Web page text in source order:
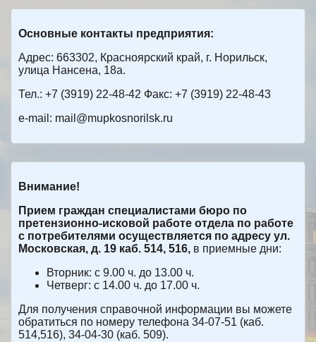
Основные контакты предприятия:
Адрес: 663302, Красноярский край, г. Норильск,
улица Нансена, 18а.
Тел.: +7 (3919) 22-48-42 Факс: +7 (3919) 22-48-43
e-mail: mail@mupkosnorilsk.ru
Внимание!
Прием граждан специалистами бюро по
претензионно-исковой работе отдела по работе
с потребителями осуществляется по адресу ул.
Московская, д. 19 каб. 514, 516, в приемные дни:
Вторник: с 9.00 ч. до 13.00 ч.
Четверг: с 14.00 ч. до 17.00 ч.
Для получения справочной информации вы можете
обратиться по номеру телефона 34-07-51 (каб.
514,516), 34-04-30 (каб. 509).